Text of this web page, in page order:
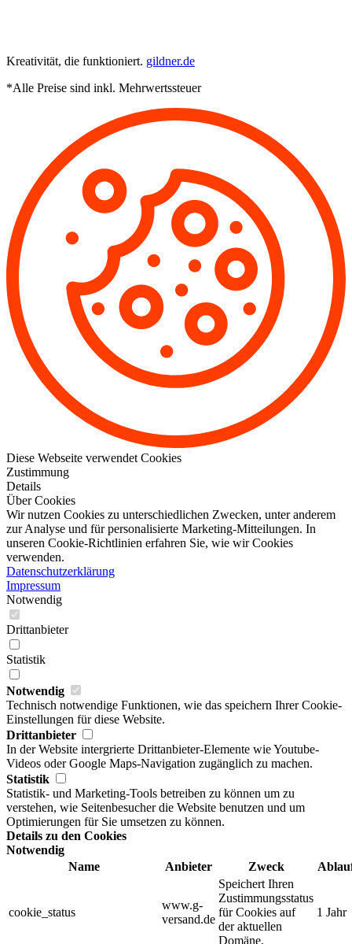
Kreativität, die funktioniert. gildner.de
*Alle Preise sind inkl. Mehrwertssteuer
Diese Webseite verwendet Cookies
Zustimmung
Details
Über Cookies
Wir nutzen Cookies zu unterschiedlichen Zwecken, unter anderem
zur Analyse und für personalisierte Marketing-Mitteilungen. In
unseren Cookie-Richtlinien erfahren Sie, wie wir Cookies
verwenden.
Datenschutzerklärung
Impressum
Notwendig
Drittanbieter
Statistik
Notwendig
Technisch notwendige Funktionen, wie das speichern Ihrer Cookie-
Einstellungen für diese Website.
Drittanbieter
In der Website intergrierte Drittanbieter-Elemente wie Youtube-
Videos oder Google Maps-Navigation zugänglich zu machen.
Statistik
Statistik- und Marketing-Tools betreiben zu können um zu
verstehen, wie Seitenbesucher die Website benutzen und um
Optimierungen für Sie umsetzen zu können.
Details zu den Cookies
Notwendig
Name
Anbieter Zweck
cookie_status
www.g-
versand.de
Speichert Ihren
Zustimmungsstatus
für Cookies auf
der aktuellen
Domäne.
1 Jahr